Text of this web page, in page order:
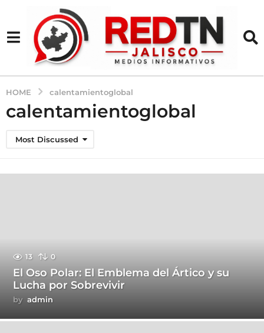
HOME calentamientoglobal
calentamientoglobal
Most Discussed
13 0
El Oso Polar: El Emblema del Ártico y su
Lucha por Sobrevivir
by admin